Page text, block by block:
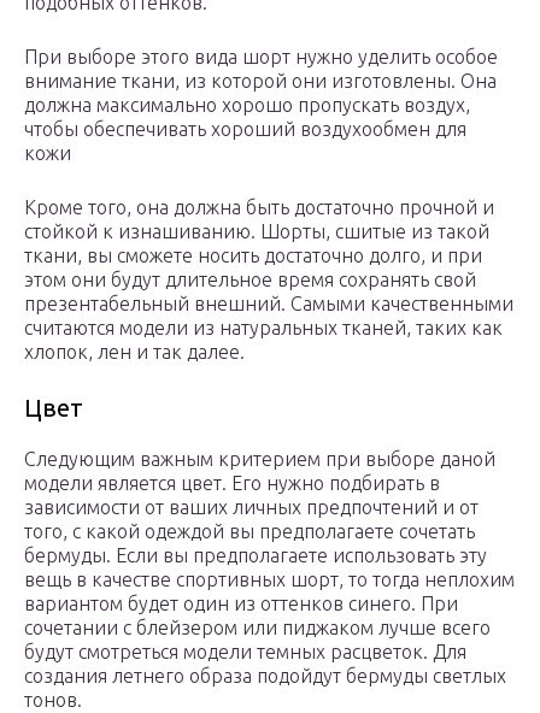
При выборе этого вида шорт нужно уделить особое
внимание ткани, из которой они изготовлены. Она
должна максимально хорошо пропускать воздух,
чтобы обеспечивать хороший воздухообмен для
кожи
Кроме того, она должна быть достаточно прочной и
стойкой к изнашиванию. Шорты, сшитые из такой
ткани, вы сможете носить достаточно долго, и при
этом они будут длительное время сохранять свой
презентабельный внешний. Самыми качественными
считаются модели из натуральных тканей, таких как
хлопок, лен и так далее.
Цвет
Следующим важным критерием при выборе даной
модели является цвет. Его нужно подбирать в
зависимости от ваших личных предпочтений и от
того, с какой одеждой вы предполагаете сочетать
бермуды. Если вы предполагаете использовать эту
вещь в качестве спортивных шорт, то тогда неплохим
вариантом будет один из оттенков синего. При
сочетании с блейзером или пиджаком лучше всего
будут смотреться модели темных расцветок. Для
создания летнего образа подойдут бермуды светлых
тонов.